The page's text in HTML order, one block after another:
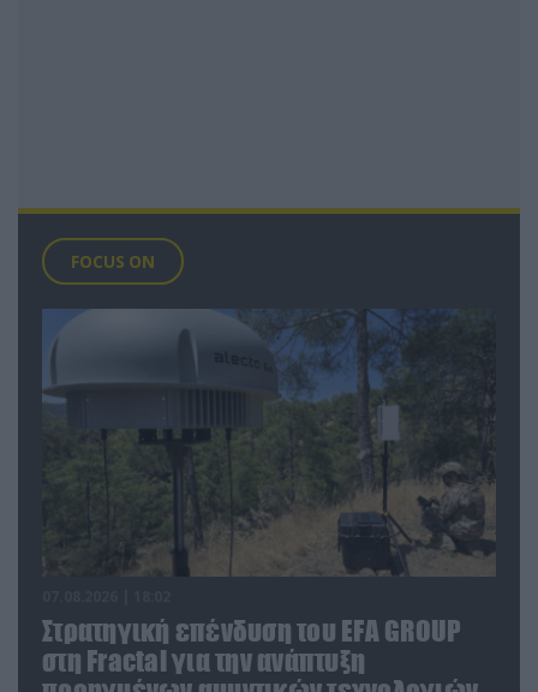
FOCUS ON
Στρατηγική επένδυση του EFA GROUP
στη Fractal για την ανάπτυξη